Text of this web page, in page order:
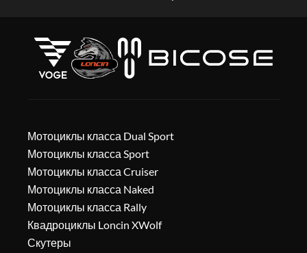
Мотоциклы класса Dual Sport
Мотоциклы класса Sport
Мотоциклы класса Cruiser
Мотоциклы класса Naked
Мотоциклы класса Rally
Квадроциклы Loncin XWolf
Скутеры